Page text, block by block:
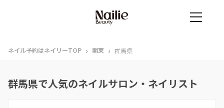
ネイル予約はネイリーTOP › 関東 › 群馬県
群馬県で人気のネイルサロン・ネイリスト